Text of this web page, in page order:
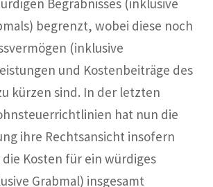
Begräbnisses (inklusive
begrenzt, wobei diese noch
(inklusive
und Kostenbeiträge des
kürzen sind. In der letzten
hat nun die
ihre Rechtsansicht insofern
Kosten für ein würdiges
Grabmal) insgesamt